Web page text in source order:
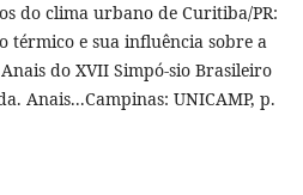
do clima urbano de Curitiba/PR:
térmico e sua influência sobre a
do XVII Simpó-sio Brasileiro
Anais...Campinas: UNICAMP, p.